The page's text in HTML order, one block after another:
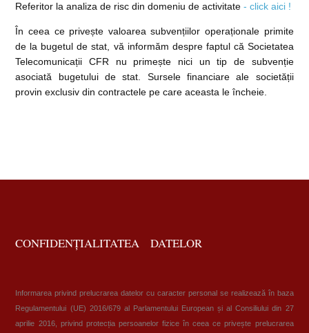
Referitor la analiza de risc din domeniu de activitate- click aici !
În ceea ce privește valoarea subvențiilor operaționale primite
de la bugetul de stat, vă informăm despre faptul că Societatea
Telecomunicații CFR nu primește nici un tip de subvenție
asociată bugetului de stat. Sursele financiare ale societății
provin exclusiv din contractele pe care aceasta le încheie.
CONFIDENȚIALITATEA DATELOR
Informarea privind prelucrarea datelor cu caracter personal se realizează în baza
Regulamentului (UE) 2016/679 al Parlamentului European și al Consiliului din 27
aprilie 2016, privind protecția persoanelor fizice în ceea ce privește prelucrarea